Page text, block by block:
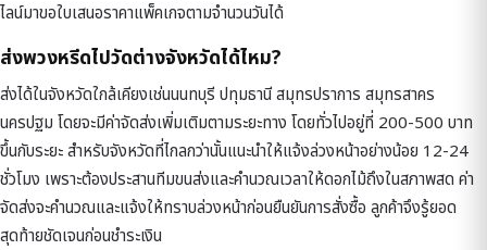
ไลน์มาขอใบเสนอราคาแพ็คเกจตามจำนวนวันได้
ส่งพวงหรีดไปวัดต่างจังหวัดได้ไหม?
ส่งได้ในจังหวัดใกล้เคียงเช่นนนทบุรี ปทุมธานี สมุทรปราการ สมุทรสาคร
นครปฐม โดยจะมีค่าจัดส่งเพิ่มเติมตามระยะทาง โดยทั่วไปอยู่ที่ 200-500 บาท
ขึ้นกับระยะ สำหรับจังหวัดที่ไกลกว่านั้นแนะนำให้แจ้งล่วงหน้าอย่างน้อย 12-24
ชั่วโมง เพราะต้องประสานทีมขนส่งและคำนวณเวลาให้ดอกไม้ถึงในสภาพสด ค่า
จัดส่งจะคำนวณและแจ้งให้ทราบล่วงหน้าก่อนยืนยันการสั่งซื้อ ลูกค้าจึงรู้ยอด
สุดท้ายชัดเจนก่อนชำระเงิน